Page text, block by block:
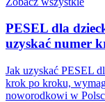
PESEL dla
uzyskać numer
Jak uzyskać PESEL
krok po kroku,
noworodkowi w